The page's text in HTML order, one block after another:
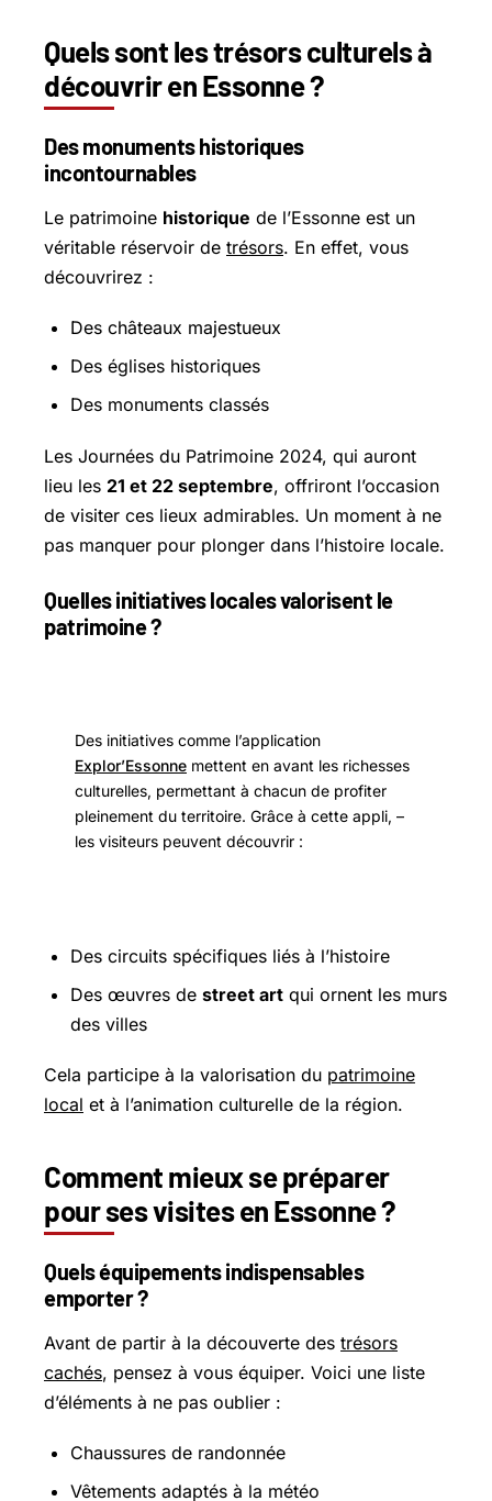
Quels sont les trésors culturels à
découvrir en Essonne ?
Des monuments historiques
incontournables
Le patrimoine historique de l’Essonne est un
véritable réservoir de trésors. En effet, vous
découvrirez :
Des châteaux majestueux
Des églises historiques
Des monuments classés
Les Journées du Patrimoine 2024, qui auront
lieu les 21 et 22 septembre, offriront l’occasion
de visiter ces lieux admirables. Un moment à ne
pas manquer pour plonger dans l’histoire locale.
Quelles initiatives locales valorisent le
patrimoine ?
Des initiatives comme l’application
Explor’Essonne mettent en avant les richesses
culturelles, permettant à chacun de profiter
pleinement du territoire. Grâce à cette appli, –
les visiteurs peuvent découvrir :
Des circuits spécifiques liés à l’histoire
Des œuvres de street art qui ornent les murs
des villes
Cela participe à la valorisation du patrimoine
local et à l’animation culturelle de la région.
Comment mieux se préparer
pour ses visites en Essonne ?
Quels équipements indispensables
emporter ?
Avant de partir à la découverte des trésors
cachés, pensez à vous équiper. Voici une liste
d’éléments à ne pas oublier :
Chaussures de randonnée
Vêtements adaptés à la météo